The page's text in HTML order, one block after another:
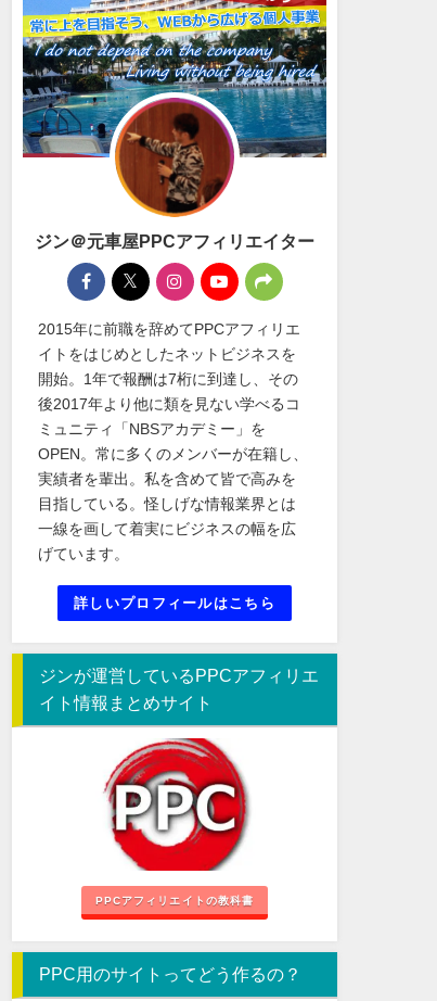
ジン＠元車屋PPCアフィリエイター
2015年に前職を辞めてPPCアフィリエ
イトをはじめとしたネットビジネスを
開始。1年で報酬は7桁に到達し、その
後2017年より他に類を見ない学べるコ
ミュニティ「NBSアカデミー」を
OPEN。常に多くのメンバーが在籍し、
実績者を輩出。私を含めて皆で高みを
目指している。怪しげな情報業界とは
一線を画して着実にビジネスの幅を広
げています。
詳しいプロフィールはこちら
ジンが運営しているPPCアフィリエ
イト情報まとめサイト
PPCアフィリエイトの教科書
PPC用のサイトってどう作るの？